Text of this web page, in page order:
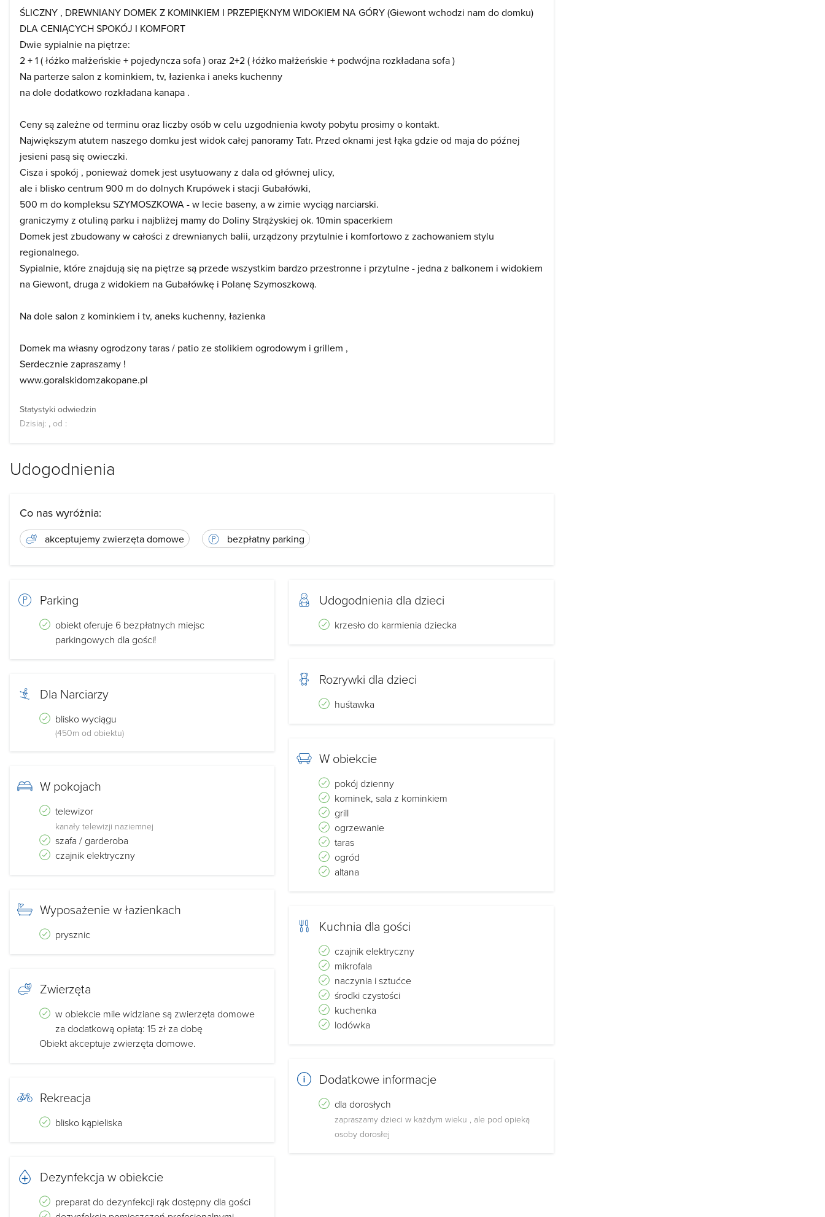
ŚLICZNY , DREWNIANY DOMEK Z KOMINKIEM I PRZEPIĘKNYM WIDOKIEM NA GÓRY (Giewont wchodzi nam do domku)
DLA CENIĄCYCH SPOKÓJ I KOMFORT
Dwie sypialnie na piętrze:
2 + 1 ( łóżko małżeńskie + pojedyncza sofa ) oraz 2+2 ( łóżko małżeńskie + podwójna rozkładana sofa )
Na parterze salon z kominkiem, tv, łazienka i aneks kuchenny
na dole dodatkowo rozkładana kanapa .
Ceny są zależne od terminu oraz liczby osób w celu uzgodnienia kwoty pobytu prosimy o kontakt.
Największym atutem naszego domku jest widok całej panoramy Tatr. Przed oknami jest łąka gdzie od maja do późnej
jesieni pasą się owieczki.
Cisza i spokój , ponieważ domek jest usytuowany z dala od głównej ulicy,
ale i blisko centrum 900 m do dolnych Krupówek i stacji Gubałówki,
500 m do kompleksu SZYMOSZKOWA - w lecie baseny, a w zimie wyciąg narciarski.
graniczymy z otuliną parku i najbliżej mamy do Doliny Strążyskiej ok. 10min spacerkiem
Domek jest zbudowany w całości z drewnianych balii, urządzony przytulnie i komfortowo z zachowaniem stylu
regionalnego.
Sypialnie, które znajdują się na piętrze są przede wszystkim bardzo przestronne i przytulne - jedna z balkonem i widokiem
na Giewont, druga z widokiem na Gubałówkę i Polanę Szymoszkową.
Na dole salon z kominkiem i tv, aneks kuchenny, łazienka
Domek ma własny ogrodzony taras / patio ze stolikiem ogrodowym i grillem ,
Serdecznie zapraszamy !
www.goralskidomzakopane.pl
Statystyki odwiedzin
Dzisiaj: , od :
Udogodnienia
Co nas wyróżnia:
akceptujemy zwierzęta domowe bezpłatny parking
Parking
obiekt oferuje 6 bezpłatnych miejsc
parkingowych dla gości!
Dla Narciarzy
blisko wyciągu
(450m od obiektu)
W pokojach
telewizor
kanały telewizji naziemnej
szafa / garderoba
czajnik elektryczny
Wyposażenie w łazienkach
prysznic
Zwierzęta
w obiekcie mile widziane są zwierzęta domowe
za dodatkową opłatą: 15 zł za dobę
Obiekt akceptuje zwierzęta domowe.
Rekreacja
blisko kąpieliska
Dezynfekcja w obiekcie
preparat do dezynfekcji rąk dostępny dla gości
Udogodnienia dla dzieci
krzesło do karmienia dziecka
Rozrywki dla dzieci
huśtawka
W obiekcie
pokój dzienny
kominek, sala z kominkiem
grill
ogrzewanie
taras
ogród
altana
Kuchnia dla gości
czajnik elektryczny
mikrofala
naczynia i sztućce
środki czystości
kuchenka
lodówka
Dodatkowe informacje
dla dorosłych
zapraszamy dzieci w każdym wieku , ale pod opieką
osoby dorosłej